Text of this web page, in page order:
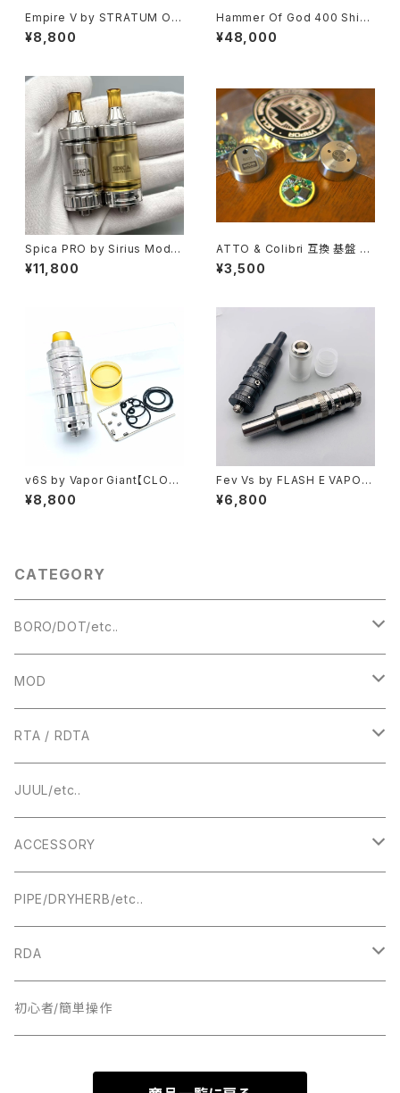
Empire V by STRATUM OL
C【CLONE】【送料無料】【SS31
6】【23MM】【Single coil】【6
子タバコ VAPE】
¥8,800
Hammer Of God 400 Shino
bi by Vaperz Cloud X Suici
de Mods【authentic】【送料
d ハイエンド モッド 本体】【神の
鉄槌 忍箱】【電子タバコ VAPE
ベイプ】
¥48,000
Spica PRO by Sirius Mods
【CLONE】【送料無料】【SS31
6】【22MM】【3ML】【airhole p
¥11,800
ATTO & Colibri 互換 基盤 P
CB【送料無料】【希少 高精度】
【予備 交換】【AP Amer Theva
¥3,500
v6S by Vapor Giant【CLON
E】【送料無料】【SS316】【23M
M】【5.5ml】【2020 revised v
¥8,800
Fev Vs by FLASH E VAPOR
【送料無料】【CLONE】【SS31
6】【17MM】【Dual post desi
¥6,800
CATEGORY
BORO/DOT/etc..
RBA
BOROTANK
MOD
TECHNICAL
Authentic DNA Evolve chipset
MECHANICAL / HYBRID
TUBE MOD
BOX MOD
HIGHEND
RTA / RDTA
22MM
23MM
24MM
19MM
18MM
JUUL/etc..
ACCESSORY
DRIPTIP ドリップチップ
PIPE/DRYHERB/etc..
RDA
22MM
初心者/簡単操作